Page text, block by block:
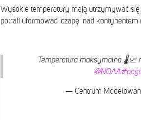
Wysokie temperatury mają utrzymywać się
potrafi uformować 'czapę' nad kontynentem
Temperatura maksymalna 🌡️📈
@NOAA
— Centrum